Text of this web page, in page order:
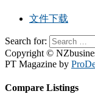
文件下载
Search for:
Copyright ©
PT Magazine by
Compare Listings